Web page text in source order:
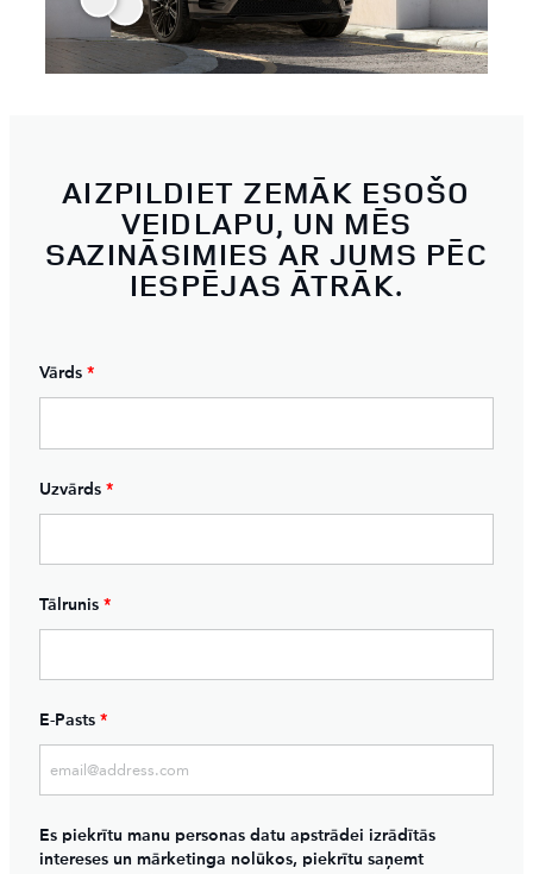
AIZPILDIET ZEMĀK ESOŠO
VEIDLAPU, UN MĒS
SAZINĀSIMIES AR JUMS PĒC
IESPĒJAS ĀTRĀK.
Vārds *
Uzvārds *
Tālrunis *
E-Pasts *
Es piekrītu manu personas datu apstrādei izrādītās
intereses un mārketinga nolūkos, piekrītu saņemt